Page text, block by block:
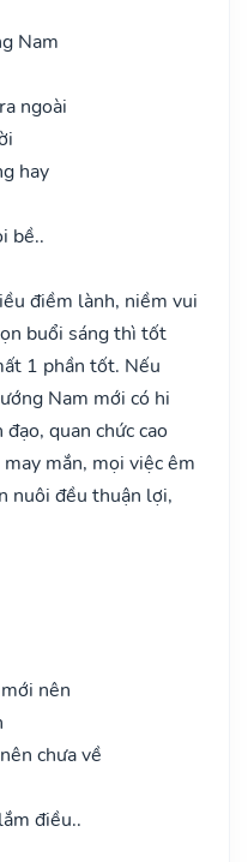
Nam
ngoài
hay
bề..
điềm lành, niềm vui
buổi sáng thì tốt
1 phần tốt. Nếu
Nam mới có hi
quan chức cao
mắn, mọi việc êm
nuôi đều thuận lợi,
nên
chưa về
điều..